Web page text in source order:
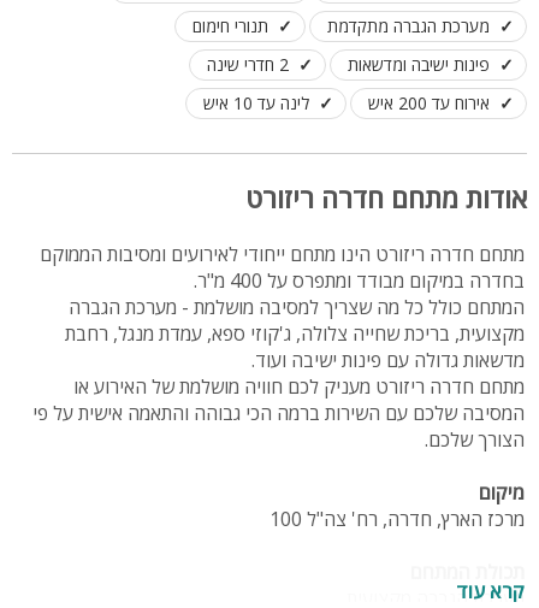
מערכת הגברה מתקדמת
תנורי חימום
פינות ישיבה ומדשאות
2 חדרי שינה
אירוח עד 200 איש
לינה עד 10 איש
אודות מתחם חדרה ריזורט
מתחם חדרה ריזורט הינו מתחם ייחודי לאירועים ומסיבות הממוקם
בחדרה במיקום מבודד ומתפרס על 400 מ"ר.
המתחם כולל כל מה שצריך למסיבה מושלמת - מערכת הגברה
מקצועית, בריכת שחייה צלולה, ג'קוזי ספא, עמדת מנגל, רחבת
מדשאות גדולה עם פינות ישיבה ועוד.
מתחם חדרה ריזורט מעניק לכם חוויה מושלמת של האירוע או
המסיבה שלכם עם השירות ברמה הכי גבוהה והתאמה אישית על פי
הצורך שלכם.
מיקום
מרכז הארץ, חדרה, רח' צה"ל 100
מערכת הגברה מקצועית
קרא עוד